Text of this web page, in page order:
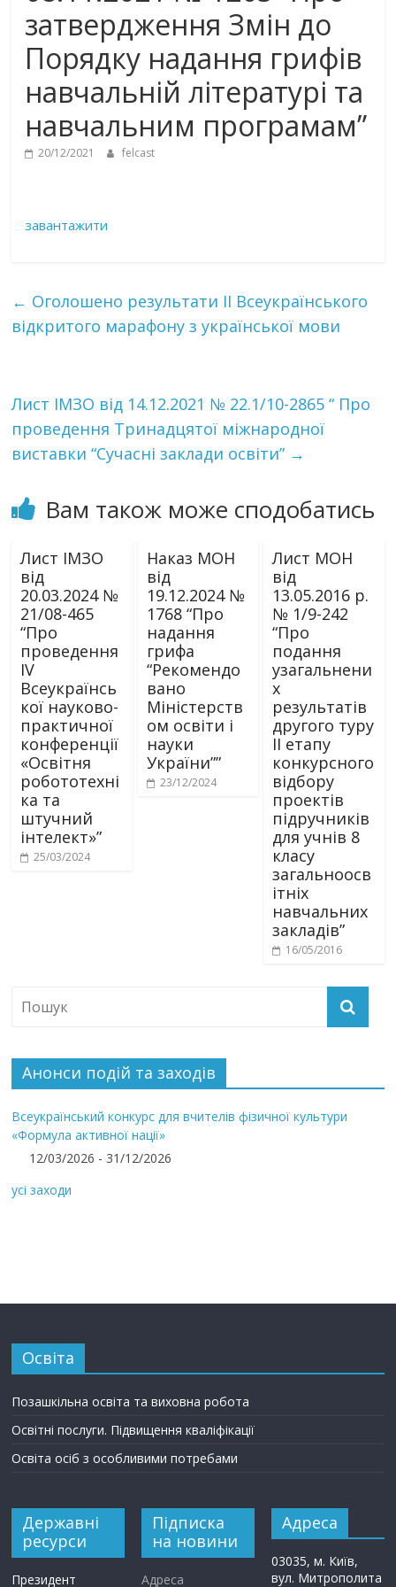
затвердження Змін до
Порядку надання грифів
навчальній літературі та
навчальним програмам”
20/12/2021 felcast
завантажити
← Оголошено результати ІІ Всеукраїнського
відкритого марафону з української мови
Лист ІМЗО від 14.12.2021 № 22.1/10-2865 “ Про
проведення Тринадцятої міжнародної
виставки “Сучасні заклади освіти” →
Вам також може сподобатись
Лист ІМЗО
від
20.03.2024 №
21/08-465
“Про
проведення
ІV
Всеукраїнсь
кої науково-
практичної
конференції
«Освітня
робототехні
ка та
штучний
інтелект»”
25/03/2024
Наказ МОН
від
19.12.2024 №
1768 “Про
надання
грифа
“Рекомендо
вано
Міністерств
ом освіти і
науки
України””
23/12/2024
Лист МОН
від
13.05.2016 р.
№ 1/9-242
“Про
подання
узагальнени
х
результатів
другого туру
II етапу
конкурсного
відбору
проектів
підручників
для учнів 8
класу
загальноосв
ітніх
навчальних
закладів”
16/05/2016
Анонси подій та заходів
Всеукраїнський конкурс для вчителів фізичної культури
«Формула активної нації»
12/03/2026 - 31/12/2026
усі заходи
Освіта
Позашкільна освіта та виховна робота
Освітні послуги. Підвищення кваліфікації
Освіта осіб з особливими потребами
Державні
ресурси
Президент
Підписка
на новини
Адреса
Адреса
03035, м. Київ,
вул. Митрополита